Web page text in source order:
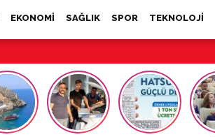
EKONOMİ SAĞLIK SPOR TEKNOLOJİ